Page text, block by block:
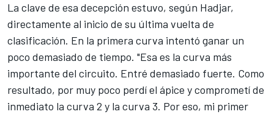
La clave de esa decepción estuvo, según Hadjar,
directamente al inicio de su última vuelta de
clasificación. En la primera curva intentó ganar un
poco demasiado de tiempo. "Esa es la curva más
importante del circuito. Entré demasiado fuerte. Como
resultado, por muy poco perdí el ápice y comprometí de
inmediato la curva 2 y la curva 3. Por eso, mi primer